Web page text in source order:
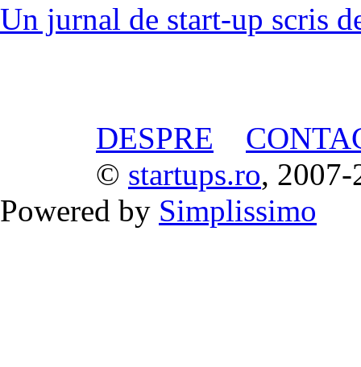
Un jurnal de start-up scris
DESPRE
© startups.ro, 2007-
Powered by Simplissimo